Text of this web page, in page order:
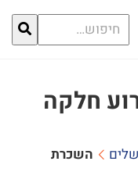
חיפוש
עבור:
חלקה
השכרת